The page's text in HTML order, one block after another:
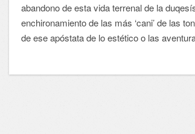
abandono de esta vida terrenal de la
enchironamiento de las más ‘cani’ de las
de ese apóstata de lo estético o las